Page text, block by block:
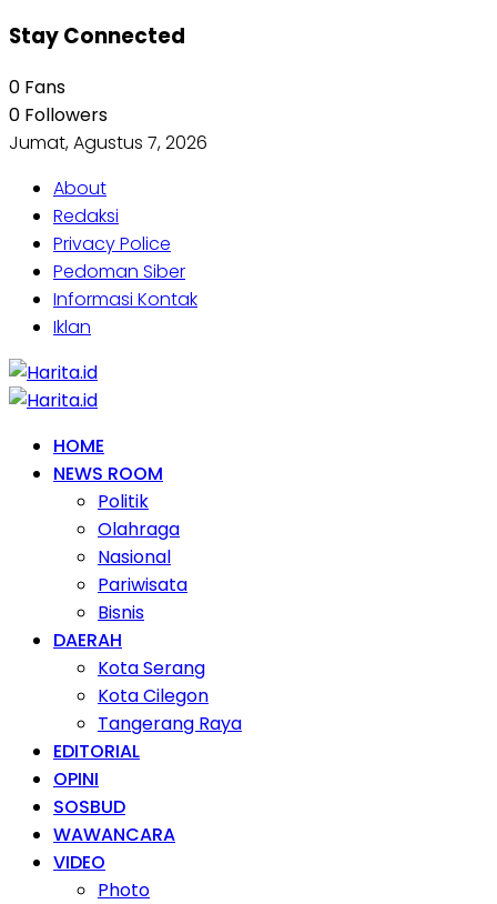
Stay Connected
0 Fans
0 Followers
Jumat, Agustus 7, 2026
About
Redaksi
Privacy Police
Pedoman Siber
Informasi Kontak
Iklan
HOME
NEWS ROOM
Politik
Olahraga
Nasional
Pariwisata
Bisnis
DAERAH
Kota Serang
Kota Cilegon
Tangerang Raya
EDITORIAL
OPINI
SOSBUD
WAWANCARA
VIDEO
Photo